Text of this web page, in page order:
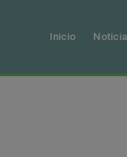
Inicio